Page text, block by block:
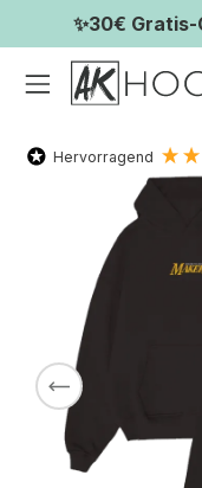
✨30€
Hervorragend